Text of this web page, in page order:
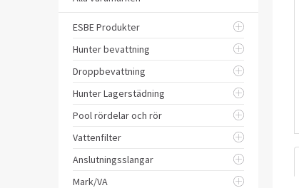
ESBE Produkter
Hunter bevattning
Droppbevattning
Hunter Lagerstädning
Pool rördelar och rör
Vattenfilter
Anslutningsslangar
Mark/VA